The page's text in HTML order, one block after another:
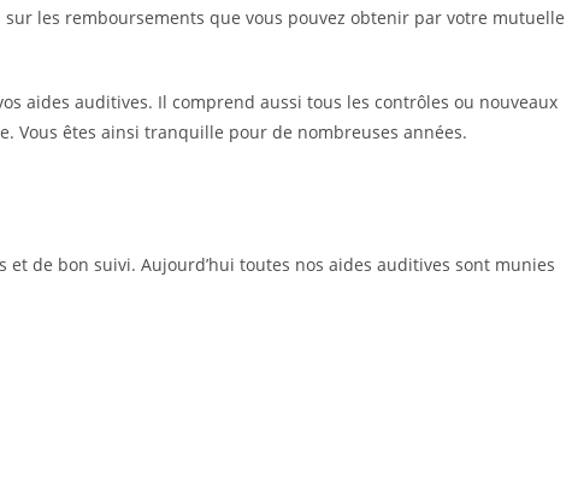
les remboursements que vous pouvez obtenir par votre mutuelle
aides auditives. Il comprend aussi tous les contrôles ou nouveaux
Vous êtes ainsi tranquille pour de nombreuses années.
de bon suivi. Aujourd’hui toutes nos aides auditives sont munies